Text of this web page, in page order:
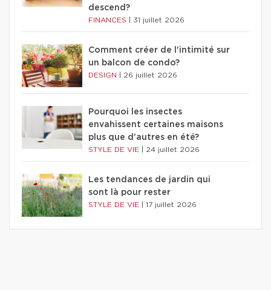
descend?
FINANCES 31 juillet 2026
Comment créer de l'intimité sur
un balcon de condo?
DESIGN 26 juillet 2026
Pourquoi les insectes
envahissent certaines maisons
plus que d'autres en été?
STYLE DE VIE 24 juillet 2026
Les tendances de jardin qui
sont là pour rester
STYLE DE VIE 17 juillet 2026